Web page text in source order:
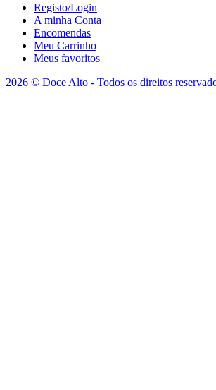
Registo/Login
A minha Conta
Encomendas
Meu Carrinho
Meus favoritos
2026 © Doce Alto - Todos os direitos